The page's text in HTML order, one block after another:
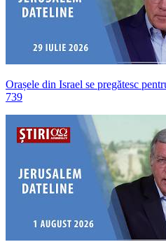
Orașele din Israel se pregătesc
739